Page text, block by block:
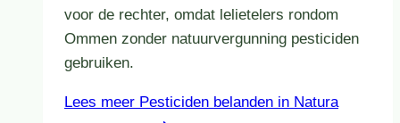
voor de rechter, omdat lelietelers rondom
Ommen zonder natuurvergunning pesticiden
gebruiken.
Lees meer Pesticiden belanden in Natura